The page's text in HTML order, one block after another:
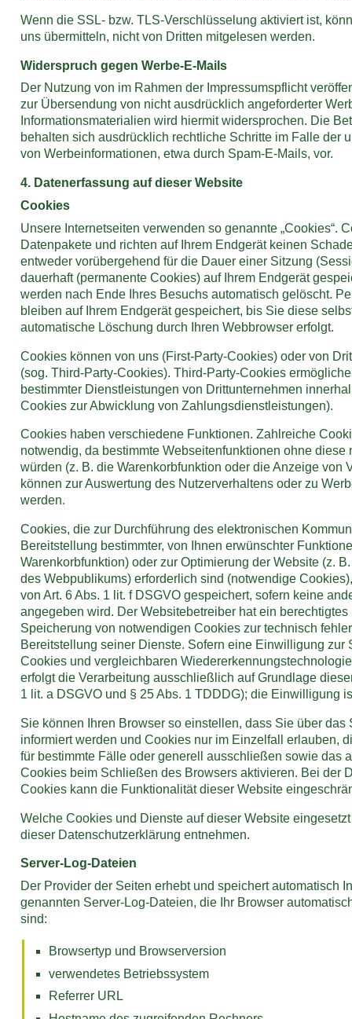
Wenn die SSL- bzw. TLS-Verschlüsselung aktiviert ist,
uns übermitteln, nicht von Dritten mitgelesen werden.
Widerspruch gegen Werbe-E-Mails
Der Nutzung von im Rahmen der Impressumspflicht
zur Übersendung von nicht ausdrücklich angeforderter
Informationsmaterialien wird hiermit widersprochen. Die
behalten sich ausdrücklich rechtliche Schritte im Falle der
von Werbeinformationen, etwa durch Spam-E-Mails, vor.
4. Datenerfassung auf dieser Website
Cookies
Unsere Internetseiten verwenden so genannte „Cookies“.
Datenpakete und richten auf Ihrem Endgerät keinen
entweder vorübergehend für die Dauer einer Sitzung
dauerhaft (permanente Cookies) auf Ihrem Endgerät
werden nach Ende Ihres Besuchs automatisch gelöscht.
bleiben auf Ihrem Endgerät gespeichert, bis Sie diese
automatische Löschung durch Ihren Webbrowser erfolgt.
Cookies können von uns (First-Party-Cookies) oder von
(sog. Third-Party-Cookies). Third-Party-Cookies
bestimmter Dienstleistungen von Drittunternehmen
Cookies zur Abwicklung von Zahlungsdienstleistungen).
Cookies haben verschiedene Funktionen. Zahlreiche
notwendig, da bestimmte Webseitenfunktionen ohne diese
würden (z. B. die Warenkorbfunktion oder die Anzeige von
können zur Auswertung des Nutzerverhaltens oder zu
werden.
Cookies, die zur Durchführung des elektronischen
Bereitstellung bestimmter, von Ihnen erwünschter
Warenkorbfunktion) oder zur Optimierung der Website (z.
des Webpublikums) erforderlich sind (notwendige
von Art. 6 Abs. 1 lit. f DSGVO gespeichert, sofern keine
angegeben wird. Der Websitebetreiber hat ein berechtigtes
Speicherung von notwendigen Cookies zur technisch
Bereitstellung seiner Dienste. Sofern eine Einwilligung zur
Cookies und vergleichbaren
erfolgt die Verarbeitung ausschließlich auf Grundlage
1 lit. a DSGVO und § 25 Abs. 1 TDDDG); die Einwilligung
Sie können Ihren Browser so einstellen, dass Sie über das
informiert werden und Cookies nur im Einzelfall erlauben,
für bestimmte Fälle oder generell ausschließen sowie das
Cookies beim Schließen des Browsers aktivieren. Bei der
Cookies kann die Funktionalität dieser Website
Welche Cookies und Dienste auf dieser Website
dieser Datenschutzerklärung entnehmen.
Server-Log-Dateien
Der Provider der Seiten erhebt und speichert automatisch
genannten Server-Log-Dateien, die Ihr Browser
sind:
Browsertyp und Browserversion
verwendetes Betriebssystem
Referrer URL